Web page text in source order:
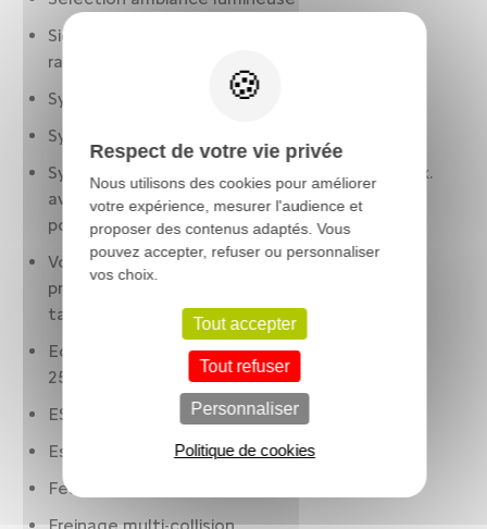
Sièges AR : banquette. 3 places. assise fixe.
rabattables : 2/3-1/3
Synthèse/reconnaissance vocale
Système anti collision
Système de navigation: visualisation 3D et voix.
avec écran tactile. affichage couleur. 10.00
pouces. alimentation par internet. 25.4 et 0
Volant cuir. réglable en hauteur. réglable en
profondeur. multi-fonctions et commandes
tactiles
Ecran de divertissement: 10.00 " tactile. AV et
25.4
ESP
Essuie-glaces à capteur de pluie
Feux à LED
Respect de votre vie privée
Nous utilisons des cookies pour améliorer
votre expérience, mesurer l'audience et
proposer des contenus adaptés. Vous
pouvez accepter, refuser ou personnaliser
vos choix.
Tout accepter
Tout refuser
Personnaliser
Politique de cookies